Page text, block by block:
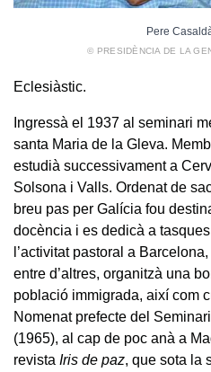
Pere
© PRESIDÈNCIA DE LA
Eclesiàstic.
Ingressà el 1937 al seminari
santa Maria de la Gleva.
estudià successivament a
Solsona i Valls. Ordenat de
breu pas per Galícia fou
docència i es dedicà a
l’activitat pastoral a
entre d’altres, organitzà una
població immigrada, així com
Nomenat prefecte del
(1965), al cap de poc anà a
revista Iris de paz, que sota la